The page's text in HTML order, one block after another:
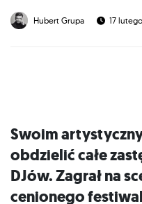
Hubert Grupa 17
Swoim
obdzielić całe
DJów. Zagrał na
cenionego